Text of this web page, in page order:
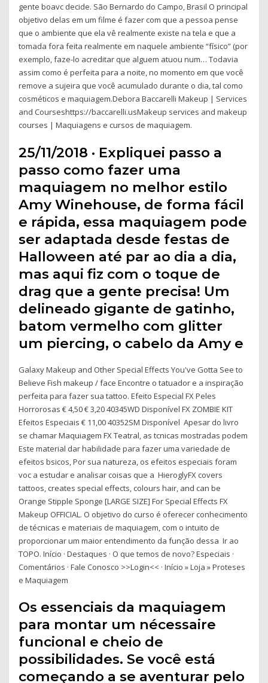
gente boavc decide. São Bernardo do Campo, Brasil O principal
objetivo delas em um filme é fazer com que a pessoa pense
que o ambiente que ela vê realmente existe na tela e que a
tomada fora feita realmente em naquele ambiente “físico” (por
exemplo, faze-lo acreditar que alguem atuou num… Todavia
assim como é perfeita para a noite, no momento em que você
remove a sujeira que você acumulado durante o dia, tal como
cosméticos e maquiagem.Debora Baccarelli Makeup | Services
and Courseshttps://baccarelli.usMakeup services and makeup
courses | Maquiagens e cursos de maquiagem.
25/11/2018 · Expliquei passo a
passo como fazer uma
maquiagem no melhor estilo
Amy Winehouse, de forma fácil
e rápida, essa maquiagem pode
ser adaptada desde festas de
Halloween até par ao dia a dia,
mas aqui fiz com o toque de
drag que a gente precisa! Um
delineado gigante de gatinho,
batom vermelho com glitter
um piercing, o cabelo da Amy e
Galaxy Makeup and Other Special Effects You've Gotta See to
Believe Fish makeup / face Encontre o tatuador e a inspiração
perfeita para fazer sua tattoo. Efeito Especial FX Peles
Horrorosas € 4,50 € 3,20 40345WD Disponível FX ZOMBIE KIT
Efeitos Especiais € 11,00 40352SM Disponível Apesar do livro
se chamar Maquiagem FX Teatral, as tcnicas mostradas podem
Este material dar habilidade para fazer uma variedade de
efeitos bsicos, Por sua natureza, os efeitos especiais foram
voc a estudar e analisar coisas que a HieroglyFX covers
tattoos, creates special effects, colours hair, and can be
Orange Stipple Sponge [LARGE SIZE] For Special Effects FX
Makeup OFFICIAL. O objetivo do curso é oferecer conhecimento
de técnicas e materiais de maquiagem, com o intuito de
proporcionar um maior entendimento da função dessa Ir ao
TOPO. Início · Destaques · O que temos de novo? Especiais ·
Comentários · Fale Conosco >>Login<< · Início » Loja » Proteses
e Maquiagem
Os essenciais da maquiagem
para montar um nécessaire
funcional e cheio de
possibilidades. Se você está
começando a se aventurar pelo